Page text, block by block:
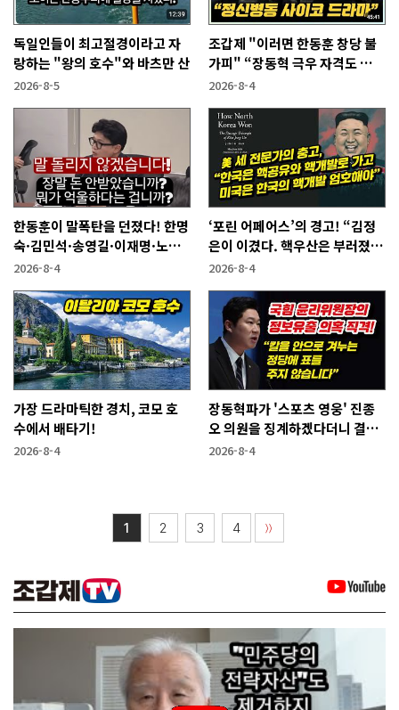
독일인들이 최고절경이라고 자
랑하는 "왕의 호수"와 바츠만 산
2026-8-5
조갑제 "이러면 한동훈 창당 불
가피" “장동혁 극우 자격도 없
어...2억 쓰고 성과 없어”
2026-8-4
한동훈이 말폭탄을 던졌다! 한명
숙·김민석·송영길·이재명·노
무현에게
2026-8-4
‘포린 어페어스’의 경고! “김정
은이 이겼다. 핵우산은 부러졌
다”
2026-8-4
가장 드라마틱한 경치, 코모 호
수에서 배타기!
2026-8-4
장동혁파가 '스포츠 영웅' 진종
오 의원을 징계하겠다더니 결국
···
2026-8-4
1 2 3 4 〉〉